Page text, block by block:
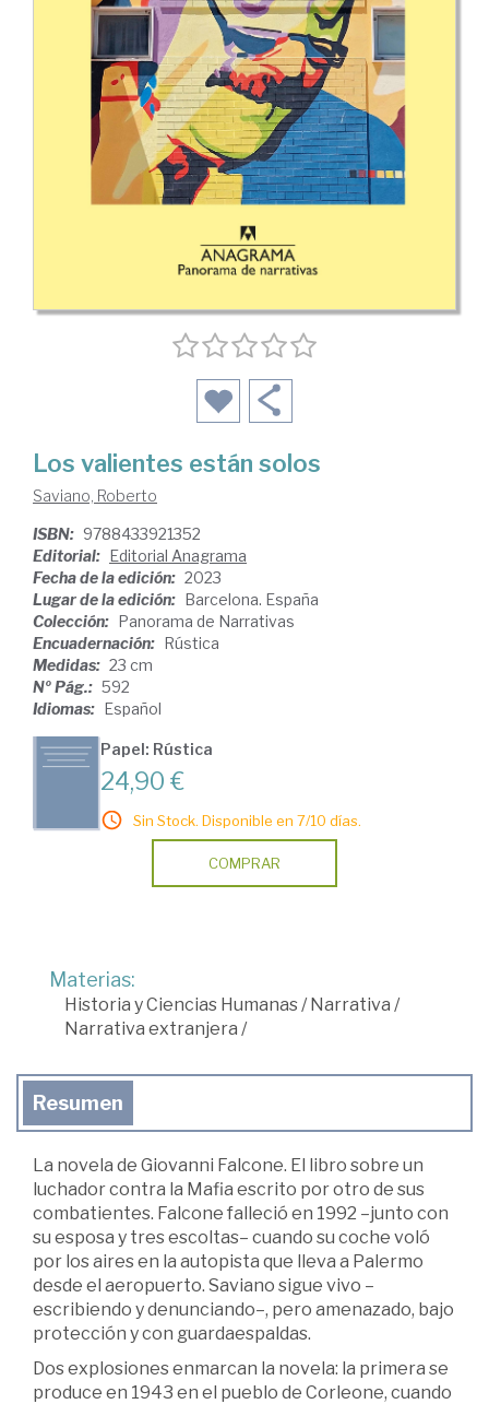
Los valientes están solos
Saviano, Roberto
ISBN: 9788433921352
Editorial: Editorial Anagrama
Fecha de la edición: 2023
Lugar de la edición: Barcelona. España
Colección: Panorama de Narrativas
Encuadernación: Rústica
Medidas: 23 cm
Nº Pág.: 592
Idiomas: Español
Papel: Rústica
24,90 €
Sin Stock. Disponible en 7/10 días.
COMPRAR
Materias:
Historia y Ciencias Humanas /Narrativa /
Narrativa extranjera /
Resumen
La novela de Giovanni Falcone. El libro sobre un
luchador contra la Mafia escrito por otro de sus
combatientes. Falcone falleció en 1992 –junto con
su esposa y tres escoltas– cuando su coche voló
por los aires en la autopista que lleva a Palermo
desde el aeropuerto. Saviano sigue vivo –
escribiendo y denunciando–, pero amenazado, bajo
protección y con guardaespaldas.
Dos explosiones enmarcan la novela: la primera se
produce en 1943 en el pueblo de Corleone, cuando